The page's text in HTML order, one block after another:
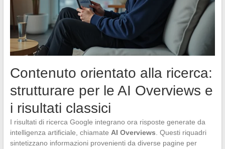
Contenuto orientato alla ricerca:
strutturare per le AI Overviews e
i risultati classici
I risultati di ricerca Google integrano ora risposte generate da
intelligenza artificiale, chiamate AI Overviews. Questi riquadri
sintetizzano informazioni provenienti da diverse pagine per